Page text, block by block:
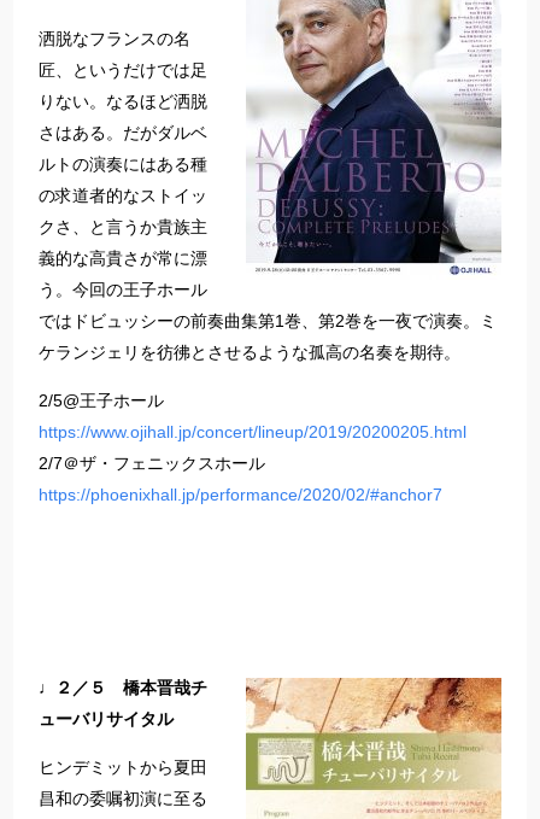
洒脱なフランスの名
匠、というだけでは足
りない。なるほど洒脱
さはある。だがダルベ
ルトの演奏にはある種
の求道者的なストイッ
クさ、と言うか貴族主
義的な高貴さが常に漂
う。今回の王子ホール
ではドビュッシーの前奏曲集第1巻、第2巻を一夜で演奏。ミ
ケランジェリを彷彿とさせるような孤高の名奏を期待。
2/5@王子ホール
https://www.ojihall.jp/concert/lineup/2019/20200205.html
2/7＠ザ・フェニックスホール
https://phoenixhall.jp/performance/2020/02/#anchor7
♩２／５ 橋本晋哉チ
ューバリサイタル
ヒンデミットから夏田
昌和の委嘱初演に至る